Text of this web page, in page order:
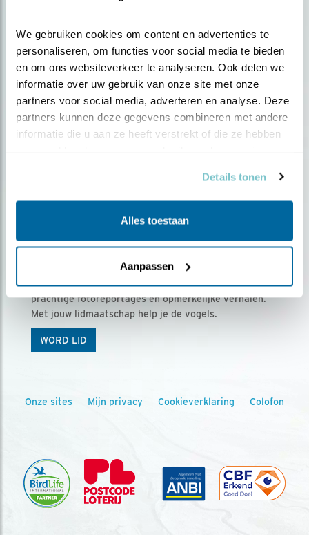
We gebruiken cookies om content en advertenties te
personaliseren, om functies voor social media te bieden
en om ons websiteverkeer te analyseren. Ook delen we
informatie over uw gebruik van onze site met onze
partners voor social media, adverteren en analyse. Deze
partners kunnen deze gegevens combineren met andere
informatie die u aan ze heeft verstrekt of die ze hebben
Details tonen
Alles toestaan
Aanpassen
Ontvang 5 x Vogels voor € 36,00 per jaar
Vogels is het tijdschrift voor onze leden, met
prachtige fotoreportages en opmerkelijke verhalen.
Met jouw lidmaatschap help je de vogels.
WORD LID
Onze sites Mijn privacy Cookieverklaring Colofon